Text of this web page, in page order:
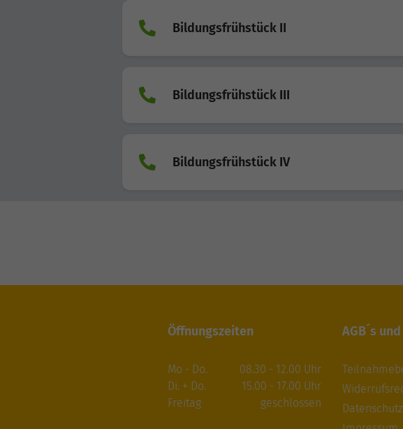
Bildungsfrühstück II
Bildungsfrühstück III
Bildungsfrühstück IV
Öffnungszeiten
Mo - Do.
Di. + Do.
Freitag
08.30 - 12.00 Uhr
15.00 - 17.00 Uhr
geschlossen
AGB´s
Datenschutz